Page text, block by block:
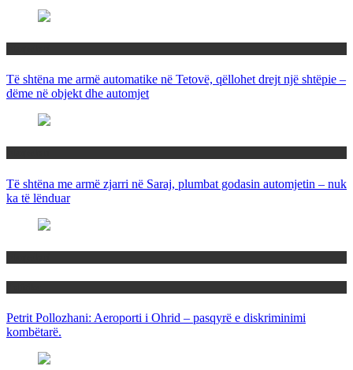
Të shtëna me armë automatike në Tetovë, qëllohet drejt një shtëpie –
dëme në objekt dhe automjet
Të shtëna me armë zjarri në Saraj, plumbat godasin automjetin – nuk
ka të lënduar
Petrit Pollozhani: Aeroporti i Ohrid – pasqyrë e diskriminimi
kombëtarë.